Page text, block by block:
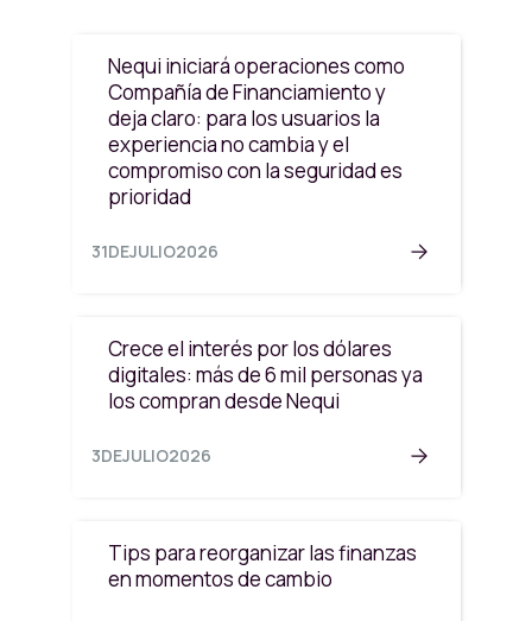
Nequi iniciará operaciones como
Compañía de Financiamiento y
deja claro: para los usuarios la
experiencia no cambia y el
compromiso con la seguridad es
prioridad
31DEJULIO2026
Crece el interés por los dólares
digitales: más de 6 mil personas ya
los compran desde Nequi
3DEJULIO2026
Tips para reorganizar las finanzas
en momentos de cambio